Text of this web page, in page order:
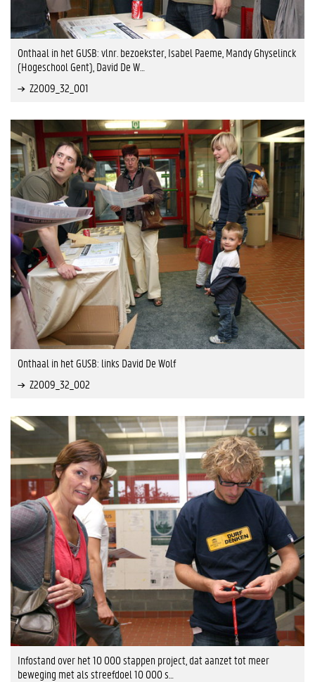
Onthaal in het GUSB: vlnr. bezoekster, Isabel Paeme, Mandy Ghyselinck
(Hogeschool Gent), David De W…
Z2009_32_001
Onthaal in het GUSB: links David De Wolf
Z2009_32_002
Infostand over het 10 000 stappen project, dat aanzet tot meer
beweging met als streefdoel 10 000 s…